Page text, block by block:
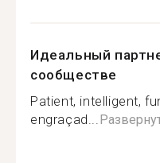
Идеальный
сообществе
Patient, intelligent,
engraçad...